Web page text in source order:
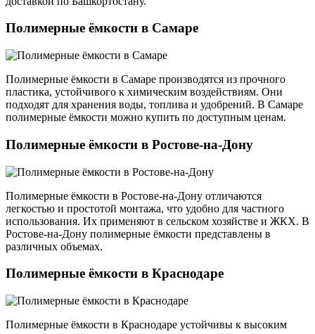
Полимерные ёмкости в Самаре
Полимерные ёмкости в Самаре производятся из прочного
пластика, устойчивого к химическим воздействиям. Они
подходят для хранения воды, топлива и удобрений. В Самаре
полимерные ёмкости можно купить по доступным ценам.
Полимерные ёмкости в Ростове-на-Дону
Полимерные ёмкости в Ростове-на-Дону отличаются
легкостью и простотой монтажа, что удобно для частного
использования. Их применяют в сельском хозяйстве и ЖКХ. В
Ростове-на-Дону полимерные ёмкости представлены в
различных объемах.
Полимерные ёмкости в Краснодаре
Полимерные ёмкости в Краснодаре устойчивы к высоким